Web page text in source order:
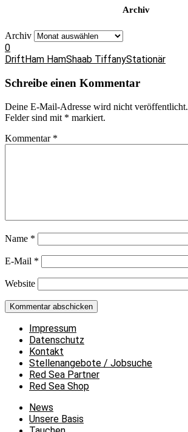
Archiv
Archiv
0
Drift Ham HamShaab TiffanyStationär
Schreibe einen Kommentar
Deine E-Mail-Adresse wird nicht veröffentlicht.
Felder sind mit * markiert.
Kommentar *
Name *
E-Mail *
Website
Impressum
Datenschutz
Kontakt
Stellenangebote / Jobsuche
Red Sea Partner
Red Sea Shop
News
Unsere Basis